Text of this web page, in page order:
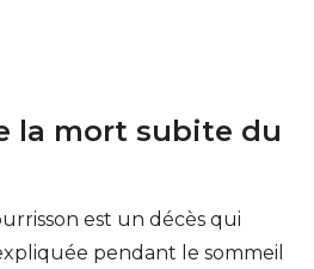
la mort subite du
est un décès qui
pendant le sommeil